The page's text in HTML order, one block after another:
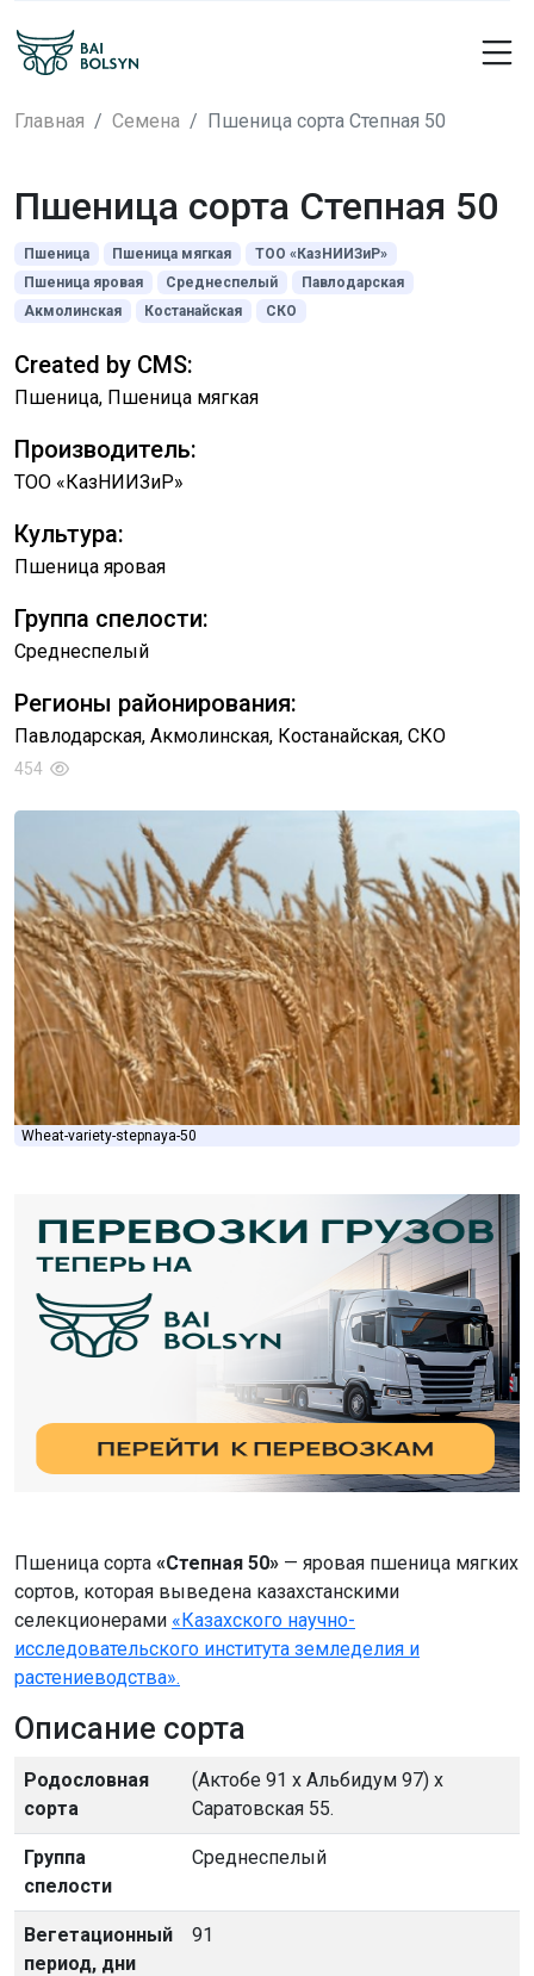
Главная Семена Пшеница сорта Степная 50
Пшеница сорта Степная 50
Пшеница Пшеница мягкая
ТОО «КазНИИЗиР»
Пшеница яровая
Среднеспелый
Павлодарская
Акмолинская
Костанайская СКО
Created by CMS:
Пшеница, Пшеница мягкая
Производитель:
ТОО «КазНИИЗиР»
Культура:
Пшеница яровая
Группа спелости:
Среднеспелый
Регионы районирования:
Павлодарская, Акмолинская, Костанайская, СКО
454
Wheat-variety-stepnaya-50
Пшеница сорта «Степная 50» — яровая пшеница мягких
сортов, которая выведена казахстанскими
селекционерами «Казахского научно-
исследовательского института земледелия и
растениеводства».
Описание сорта
Родословная
сорта
(Актобе 91 х Альбидум 97) х
Саратовская 55.
Группа
спелости
Среднеспелый
Вегетационный
период, дни
91